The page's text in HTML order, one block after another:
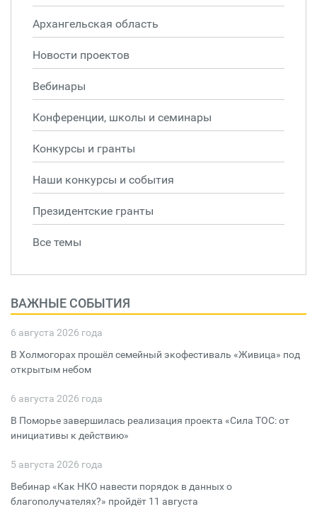
Архангельская область
Новости проектов
Вебинары
Конференции, школы и семинары
Конкурсы и гранты
Наши конкурсы и события
Президентские гранты
Все темы
ВАЖНЫЕ СОБЫТИЯ
6 августа 2026 года
В Холмогорах прошёл семейный экофестиваль «Живица» под
открытым небом
6 августа 2026 года
В Поморье завершилась реализация проекта «Сила ТОС: от
инициативы к действию»
5 августа 2026 года
Вебинар «Как НКО навести порядок в данных о
благополучателях?» пройдёт 11 августа